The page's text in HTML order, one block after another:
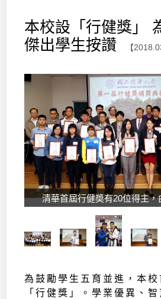
本校設「行健獎」
傑出學生按讚
【
清華首屆行健奬有20位得主
為鼓勵學生五育並進，本
「行健獎」。學業優異、